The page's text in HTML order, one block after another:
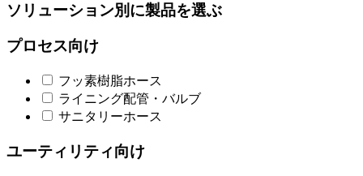
ソリューション別に製品を選ぶ
プロセス向け
フッ素樹脂ホース
ライニング配管・バルブ
サニタリーホース
ユーティリティ向け